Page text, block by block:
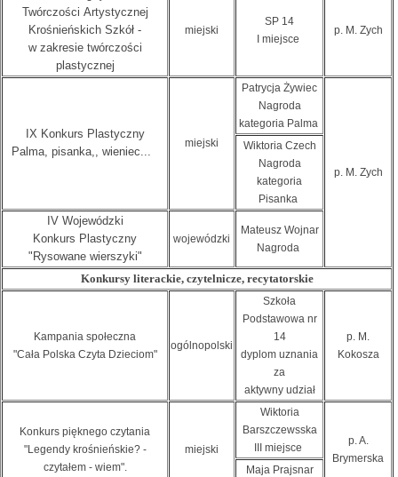
Twórczości Artystycznej
Krośnieńskich Szkół -
w zakresie twórczości
plastycznej
miejski
SP 14
I miejsce
p. M. Zych
IX Konkurs Plastyczny
Palma, pisanka,, wieniec...
miejski
Patrycja Żywiec
Nagroda
kategoria Palma
p. M. Zych
Wiktoria Czech
Nagroda
kategoria
Pisanka
IV Wojewódzki
Konkurs Plastyczny
"Rysowane wierszyki"
wojewódzki
Mateusz Wojnar
Nagroda
Konkursy literackie, czytelnicze, recytatorskie
Kampania społeczna
"Cała Polska Czyta Dzieciom"
ogólnopolski
Szkoła
Podstawowa nr
14
dyplom uznania
za
aktywny udział
p. M.
Kokosza
Konkurs pięknego czytania
"Legendy krośnieńskie? -
czytałem - wiem".
miejski
Wiktoria
Barszczewsska
III miejsce
p. A.
Brymerska
Maja Prajsnar